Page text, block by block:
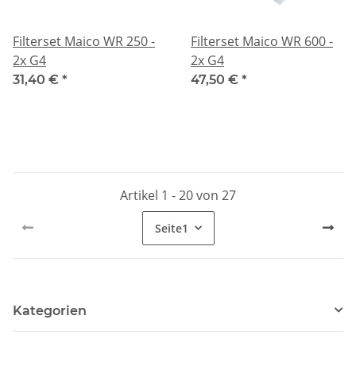
Filterset Maico WR 250 -
2x G4
31,40 € *
Filterset Maico WR 600 -
2x G4
47,50 € *
Artikel 1 - 20 von 27
Seite1
Kategorien